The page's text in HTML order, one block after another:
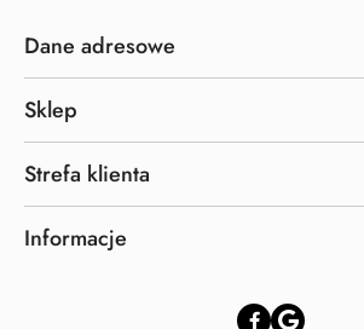
Dane adresowe
Sklep
Strefa klienta
Informacje